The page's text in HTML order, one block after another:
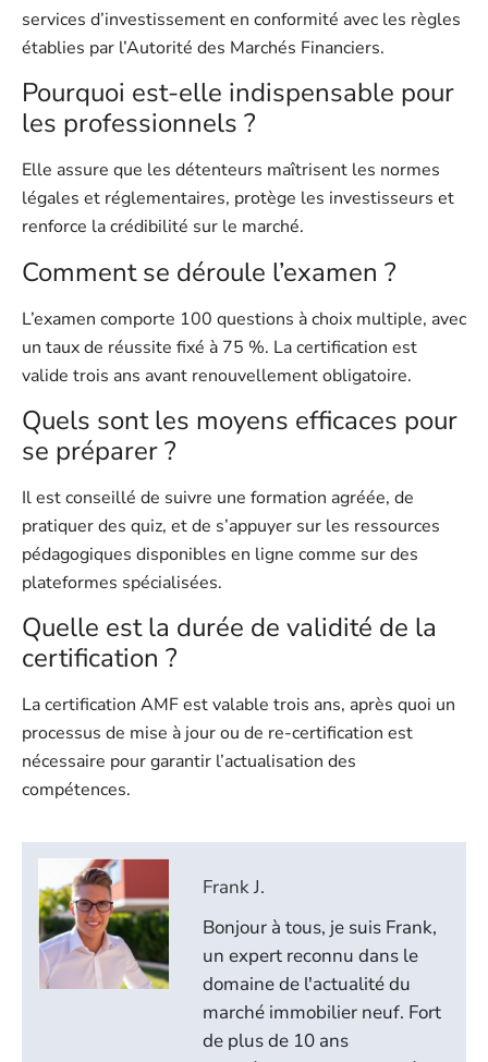
services d’investissement en conformité avec les règles
établies par l’Autorité des Marchés Financiers.
Pourquoi est-elle indispensable pour
les professionnels ?
Elle assure que les détenteurs maîtrisent les normes
légales et réglementaires, protège les investisseurs et
renforce la crédibilité sur le marché.
Comment se déroule l’examen ?
L’examen comporte 100 questions à choix multiple, avec
un taux de réussite fixé à 75 %. La certification est
valide trois ans avant renouvellement obligatoire.
Quels sont les moyens efficaces pour
se préparer ?
Il est conseillé de suivre une formation agréée, de
pratiquer des quiz, et de s’appuyer sur les ressources
pédagogiques disponibles en ligne comme sur des
plateformes spécialisées.
Quelle est la durée de validité de la
certification ?
La certification AMF est valable trois ans, après quoi un
processus de mise à jour ou de re-certification est
nécessaire pour garantir l’actualisation des
compétences.
Frank J.
Bonjour à tous, je suis Frank,
un expert reconnu dans le
domaine de l'actualité du
marché immobilier neuf. Fort
de plus de 10 ans